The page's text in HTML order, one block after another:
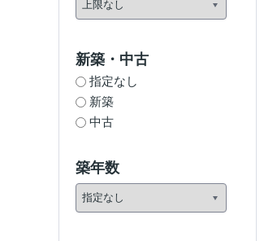
新築・中古
指定なし
新築
中古
築年数